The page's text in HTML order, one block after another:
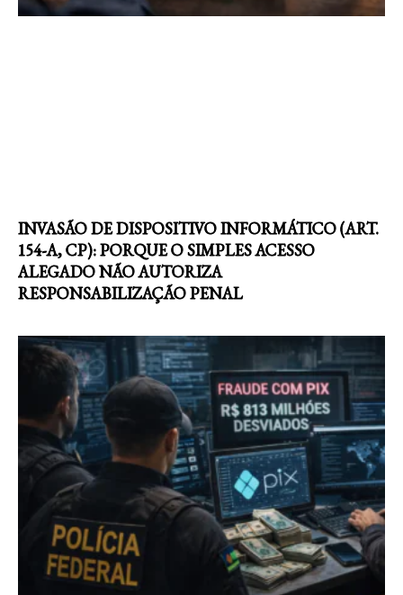
INVASÃO DE DISPOSITIVO INFORMÁTICO (ART.
154-A, CP): PORQUE O SIMPLES ACESSO
ALEGADO NÃO AUTORIZA
RESPONSABILIZAÇÃO PENAL